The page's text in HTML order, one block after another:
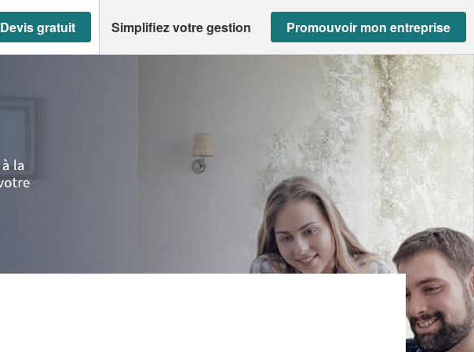
Devis gratuit Simplifiez votre gestion Promouvoir mon entreprise